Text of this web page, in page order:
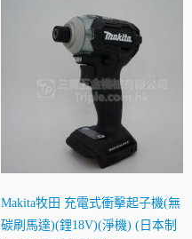
Makita牧田 充電式衝擊起子機(無
碳刷馬達)(鋰18V)(淨機) (日本制